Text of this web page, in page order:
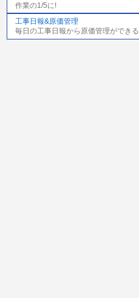
作業の1/5に!
工事日報&原価管理
毎日の工事日報から原価管理ができる